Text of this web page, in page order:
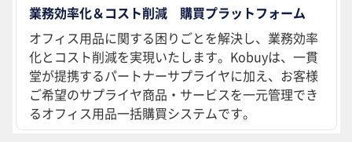
業務効率化＆コスト削減 購買プラットフォーム
オフィス用品に関する困りごとを解決し、業務効率
化とコスト削減を実現いたします。Kobuyは、一貫
堂が提携するパートナーサプライヤに加え、お客様
ご希望のサプライヤ商品・サービスを一元管理でき
るオフィス用品一括購買システムです。